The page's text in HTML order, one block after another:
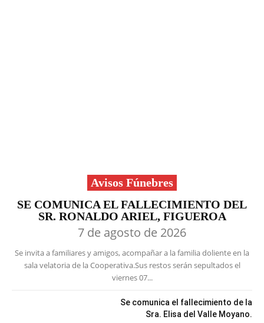
Avisos Fúnebres
SE COMUNICA EL FALLECIMIENTO DEL
SR. RONALDO ARIEL, FIGUEROA
7 de agosto de 2026
Se invita a familiares y amigos, acompañar a la familia doliente en la
sala velatoria de la Cooperativa.Sus restos serán sepultados el
viernes 07...
Se comunica el fallecimiento de la
Sra. Elisa del Valle Moyano.